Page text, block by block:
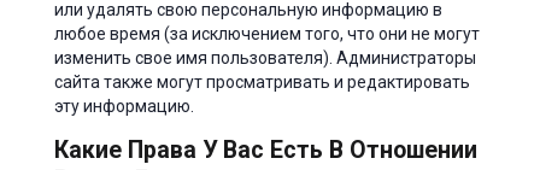
или удалять свою персональную информацию в
любое время (за исключением того, что они не могут
изменить свое имя пользователя). Администраторы
сайта также могут просматривать и редактировать
эту информацию.
Какие Права У Вас Есть В Отношении